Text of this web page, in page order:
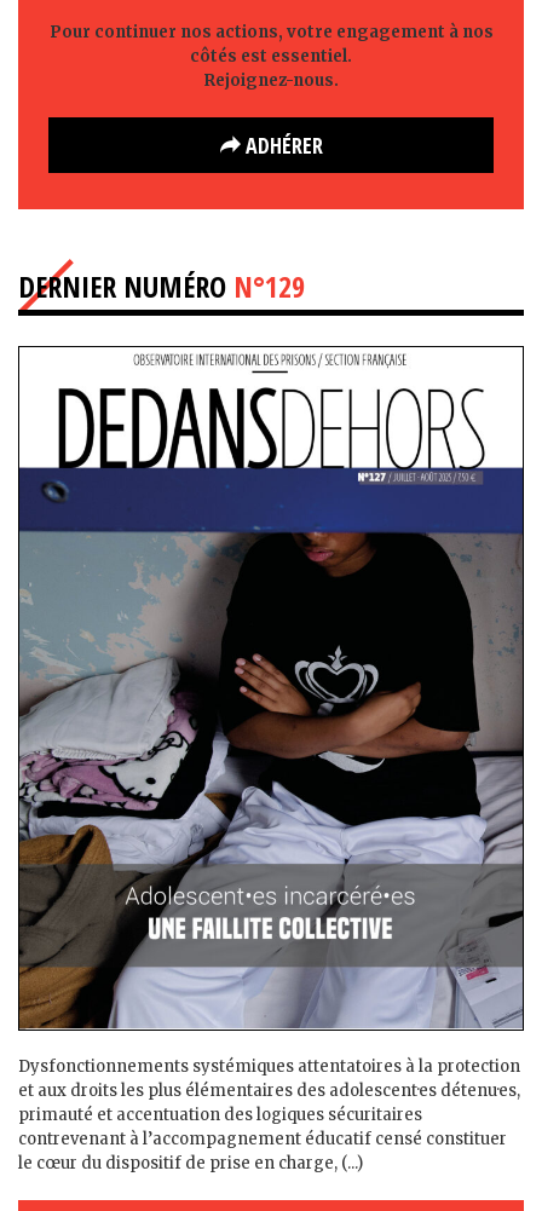
Pour continuer nos actions, votre engagement à nos
côtés est essentiel.
Rejoignez-nous.
ADHÉRER
DERNIER NUMÉRO N°129
Dysfonctionnements systémiques attentatoires à la protection
et aux droits les plus élémentaires des adolescent·es détenu·es,
primauté et accentuation des logiques sécuritaires
contrevenant à l’accompagnement éducatif censé constituer
le cœur du dispositif de prise en charge, (...)